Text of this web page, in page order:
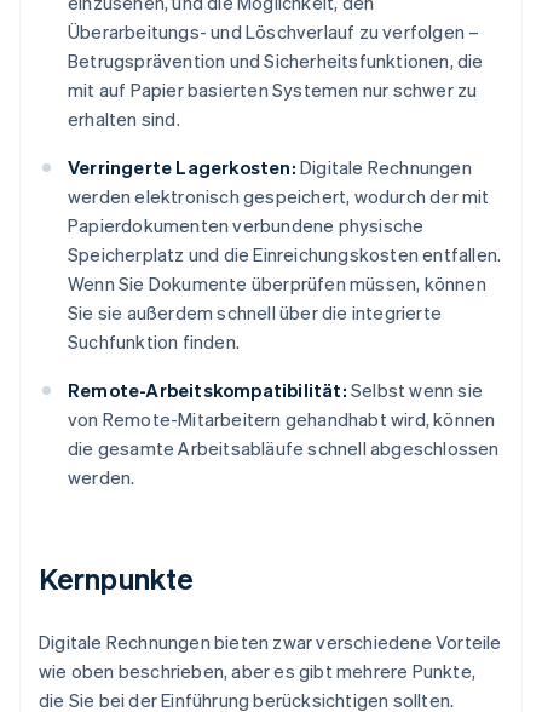
Überarbeitungs- und Löschverlauf zu verfolgen –
Betrugsprävention und Sicherheitsfunktionen, die
mit auf Papier basierten Systemen nur schwer zu
erhalten sind.
Verringerte Lagerkosten: Digitale Rechnungen
werden elektronisch gespeichert, wodurch der mit
Papierdokumenten verbundene physische
Speicherplatz und die Einreichungskosten entfallen.
Wenn Sie Dokumente überprüfen müssen, können
Sie sie außerdem schnell über die integrierte
Suchfunktion finden.
Remote-Arbeitskompatibilität: Selbst wenn sie
von Remote-Mitarbeitern gehandhabt wird, können
die gesamte Arbeitsabläufe schnell abgeschlossen
werden.
Kernpunkte
Digitale Rechnungen bieten zwar verschiedene Vorteile
wie oben beschrieben, aber es gibt mehrere Punkte,
die Sie bei der Einführung berücksichtigen sollten.